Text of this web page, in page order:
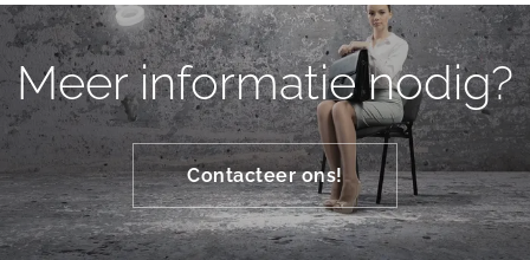
Meer informatie nodig?
Contacteer ons!